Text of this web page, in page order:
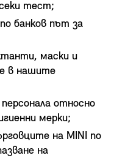
тест;
банков път за
маски и
в нашите
относно
мерки;
на MINI по
на